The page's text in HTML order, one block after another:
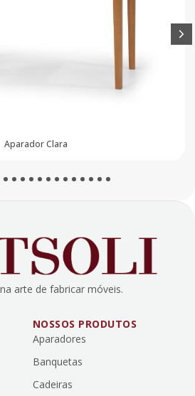
101112131415161718
arte de fabricar móveis.
NOSSOS PRODUTOS
Aparadores
Banquetas
Cadeiras